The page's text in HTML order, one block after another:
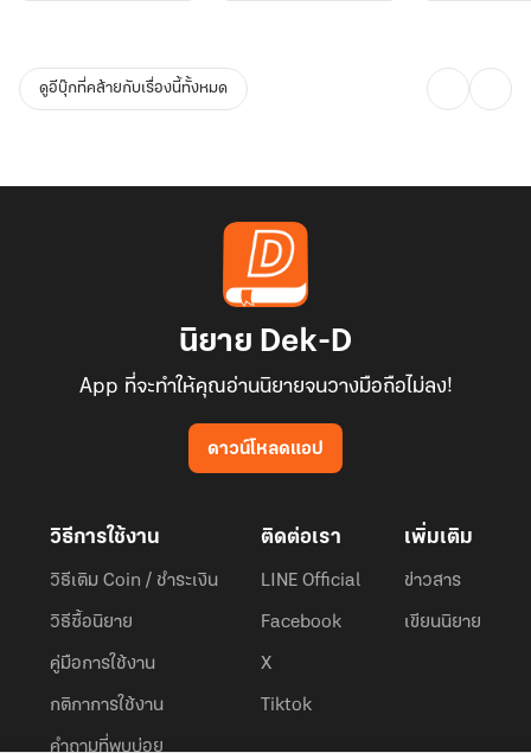
ดูอีบุ๊กที่คล้ายกับเรื่องนี้ทั้งหมด
นิยาย Dek-D
App ที่จะทำให้คุณอ่านนิยายจนวางมือถือไม่ลง!
ดาวน์โหลดแอป
วิธีการใช้งาน
วิธีเติม Coin / ชำระเงิน
วิธีซื้อนิยาย
คู่มือการใช้งาน
กติกาการใช้งาน
คำถามที่พบบ่อย
ติดต่อเรา
LINE Official
Facebook
X
Tiktok
เพิ่มเติม
ข่าวสาร
เขียนนิยาย